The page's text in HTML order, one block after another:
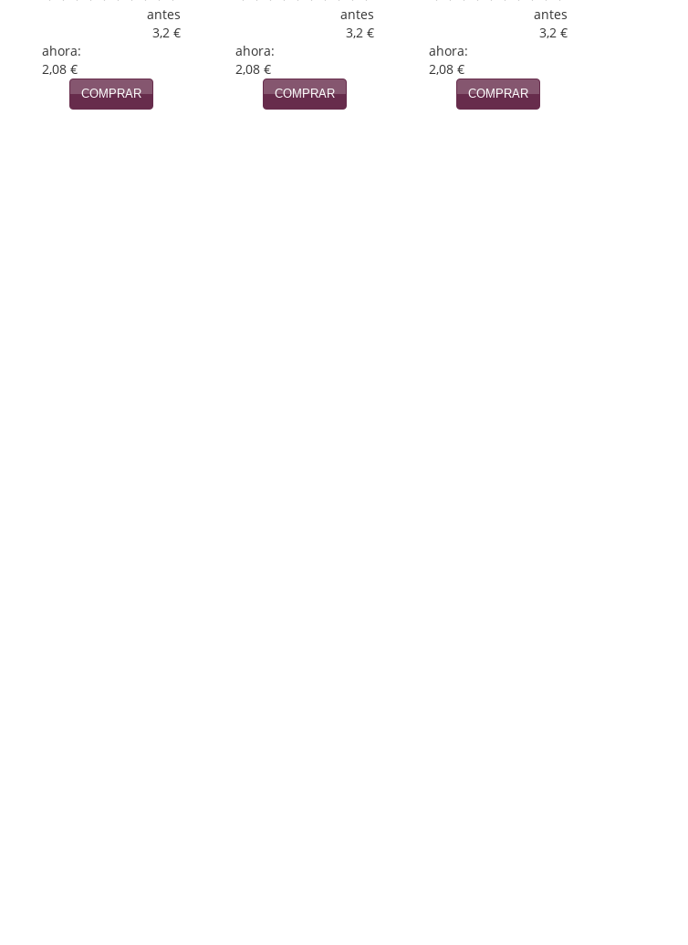
antes
3,2 €
ahora:
2,08 €
COMPRAR
antes
3,2 €
ahora:
2,08 €
COMPRAR
antes
3,2 €
ahora:
2,08 €
COMPRAR